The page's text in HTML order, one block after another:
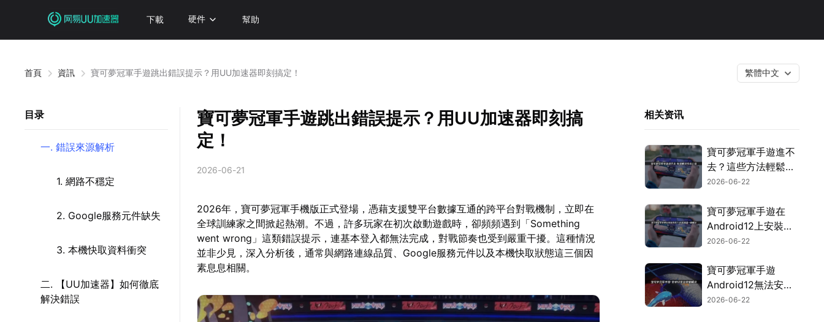
下載 硬件 幫助
首頁 資訊 寶可夢冠軍手遊跳出錯誤提示？用UU加速器即刻搞定！ 繁體中文
目录
一. 錯誤來源解析
1. 網路不穩定
2. Google服務元件缺失
3. 本機快取資料衝突
二. 【UU加速器】如何徹底
解決錯誤
寶可夢冠軍手遊跳出錯誤提示？用UU加速器即刻搞
定！
2026-06-21
2026年，寶可夢冠軍手機版正式登場，憑藉支援雙平台數據互通的跨平台對戰機制，立即在
全球訓練家之間掀起熱潮。不過，許多玩家在初次啟動遊戲時，卻頻頻遇到「Something
went wrong」這類錯誤提示，連基本登入都無法完成，對戰節奏也受到嚴重干擾。這種情況
並非少見，深入分析後，通常與網路連線品質、Google服務元件以及本機快取狀態這三個因
素息息相關。
相关资讯
寶可夢冠軍手遊進不
去？這些方法輕鬆搞
定！
2026-06-22
寶可夢冠軍手遊在
Android12上安裝失
敗？透過UU加速器
用，就能輕鬆搞定！
2026-06-22
寶可夢冠軍手遊
Android12無法安
裝？UU空間幫你輕
2026-06-22